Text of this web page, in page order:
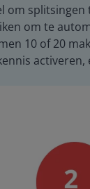
om
om te
10 of 20
activeren,